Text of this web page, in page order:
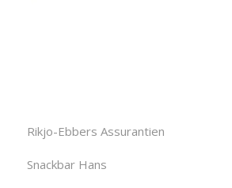
Rikjo-Ebbers Assurantien
Snackbar Hans